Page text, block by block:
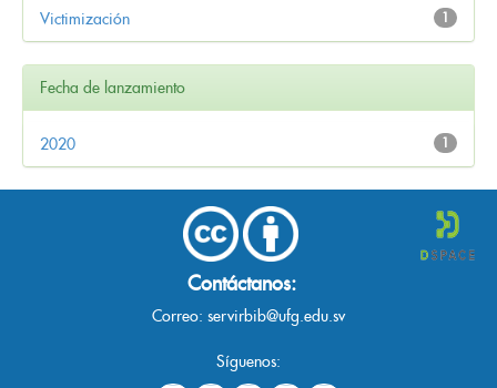
1
Victimización
Fecha de lanzamiento
1
2020
Contáctanos:
Correo: servirbib@ufg.edu.sv
Síguenos: